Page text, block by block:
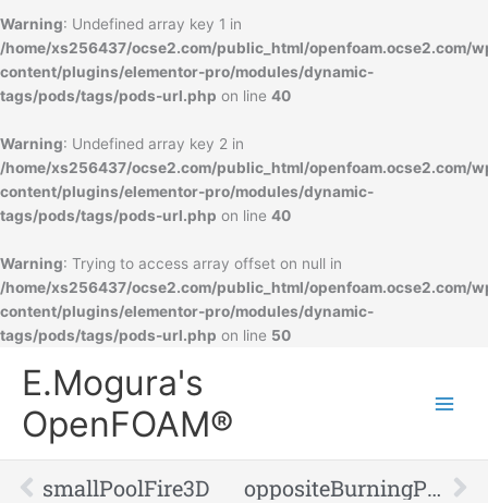
Warning: Undefined array key 1 in
/home/xs256437/ocse2.com/public_html/openfoam.ocse2.com/
content/plugins/elementor-pro/modules/dynamic-
tags/pods/tags/pods-url.php on line 40
Warning: Undefined array key 2 in
/home/xs256437/ocse2.com/public_html/openfoam.ocse2.com/
content/plugins/elementor-pro/modules/dynamic-
tags/pods/tags/pods-url.php on line 40
Warning: Trying to access array offset on null in
/home/xs256437/ocse2.com/public_html/openfoam.ocse2.com/
content/plugins/elementor-pro/modules/dynamic-
tags/pods/tags/pods-url.php on line 50
E.Mogura's
OpenFOAM®
Prev
smallPoolFire3D oppositeBurningPanels